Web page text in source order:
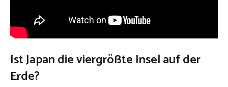
Ist Japan die viergrößte Insel auf der
Erde?